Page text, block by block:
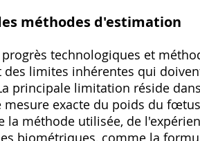
méthodes d'estimation
progrès technologiques et
des limites inhérentes qui
principale limitation réside
mesure exacte du poids du
la méthode utilisée, de